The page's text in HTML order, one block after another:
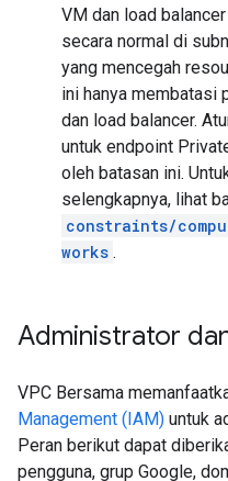
VM dan load
secara normal di
yang mencegah
ini hanya membatasi
dan load balancer.
untuk endpoint
oleh batasan ini.
selengkapnya, lihat
constraints/
works .
Administrator
VPC Bersama
Management (IAM) untuk
Peran berikut dapat
pengguna, grup Google,